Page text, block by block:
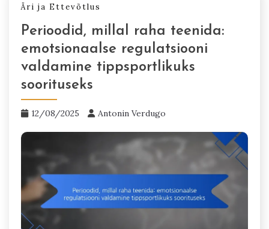
Äri ja Ettevõtlus
Perioodid, millal raha teenida:
emotsionaalse regulatsiooni
valdamine tippsportlikuks
soorituseks
12/08/2025 Antonin Verdugo